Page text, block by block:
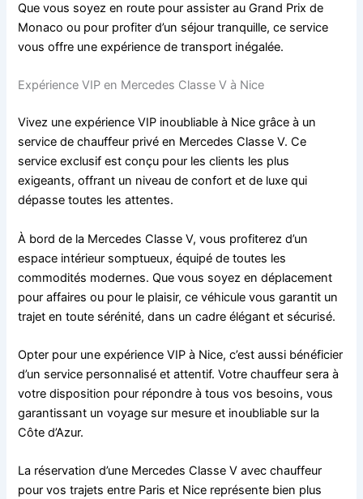
Que vous soyez en route pour assister au Grand Prix de
Monaco ou pour profiter d’un séjour tranquille, ce service
vous offre une expérience de transport inégalée.
Expérience VIP en Mercedes Classe V à Nice
Vivez une expérience VIP inoubliable à Nice grâce à un
service de chauffeur privé en Mercedes Classe V. Ce
service exclusif est conçu pour les clients les plus
exigeants, offrant un niveau de confort et de luxe qui
dépasse toutes les attentes.
À bord de la Mercedes Classe V, vous profiterez d’un
espace intérieur somptueux, équipé de toutes les
commodités modernes. Que vous soyez en déplacement
pour affaires ou pour le plaisir, ce véhicule vous garantit un
trajet en toute sérénité, dans un cadre élégant et sécurisé.
Opter pour une expérience VIP à Nice, c’est aussi bénéficier
d’un service personnalisé et attentif. Votre chauffeur sera à
votre disposition pour répondre à tous vos besoins, vous
garantissant un voyage sur mesure et inoubliable sur la
Côte d’Azur.
La réservation d’une Mercedes Classe V avec chauffeur
pour vos trajets entre Paris et Nice représente bien plus